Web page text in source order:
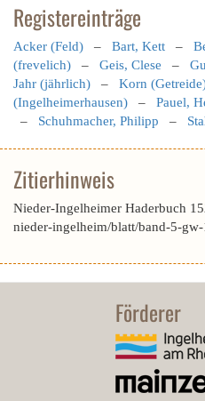
Registereinträge
Acker (Feld) – Bart, Kett –
(frevelich) – Geis, Clese –
Jahr (jährlich) – Korn
(Ingelheimerhausen) – Pauel,
– Schuhmacher, Philipp –
Zitierhinweis
Nieder-Ingelheimer Haderbuch
nieder-ingelheim/blatt/band-5-
Förderer